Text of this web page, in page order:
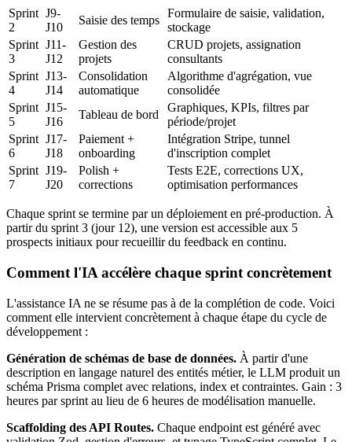
Sprint
2
J9-
J10
Saisie des temps
Formulaire de saisie, validation,
stockage
Sprint
3
J11-
J12
Gestion des
projets
CRUD projets, assignation
consultants
Sprint
4
J13-
J14
Consolidation
automatique
Algorithme d'agrégation, vue
consolidée
Sprint
5
J15-
J16
Tableau de bord
Graphiques, KPIs, filtres par
période/projet
Sprint
6
J17-
J18
Paiement +
onboarding
Intégration Stripe, tunnel
d'inscription complet
Sprint
7
J19-
J20
Polish +
corrections
Tests E2E, corrections UX,
optimisation performances
Chaque sprint se termine par un déploiement en pré-production. À
partir du sprint 3 (jour 12), une version est accessible aux 5
prospects initiaux pour recueillir du feedback en continu.
Comment l'IA accélère chaque sprint concrètement
L'assistance IA ne se résume pas à de la complétion de code. Voici
comment elle intervient concrètement à chaque étape du cycle de
développement :
Génération de schémas de base de données. À partir d'une
description en langage naturel des entités métier, le LLM produit un
schéma Prisma complet avec relations, index et contraintes. Gain : 3
heures par sprint au lieu de 6 heures de modélisation manuelle.
Scaffolding des API Routes. Chaque endpoint est généré avec